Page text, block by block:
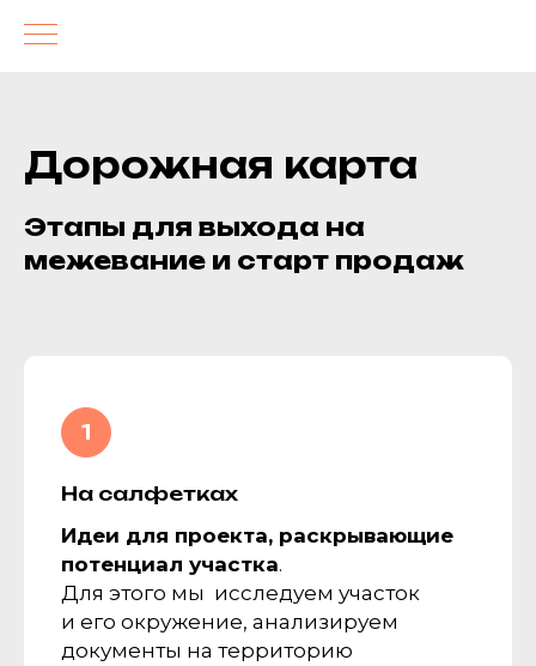
Дорожная карта
Этапы для выхода на
межевание и старт продаж
На салфетках
Идеи для проекта, раскрывающие
потенциал участка.
Для этого мы исследуем участок
и его окружение, анализируем
документы на территорию